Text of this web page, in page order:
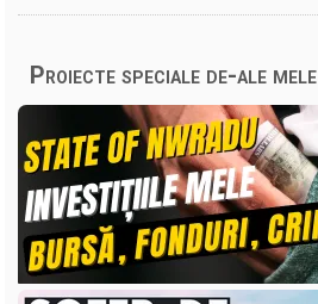
Proiecte speciale de-ale mele